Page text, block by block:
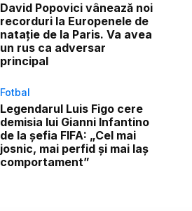
David Popovici vânează noi
recorduri la Europenele de
natație de la Paris. Va avea
un rus ca adversar
principal
Fotbal
Legendarul Luis Figo cere
demisia lui Gianni Infantino
de la șefia FIFA: „Cel mai
josnic, mai perfid și mai laș
comportament”